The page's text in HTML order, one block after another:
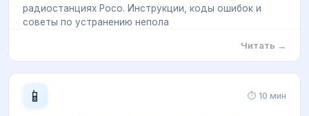
радиостанциях Росо. Инструкции, коды ошибок и
советы по устранению непола
Читать →
📱 ⏱ 10 мин